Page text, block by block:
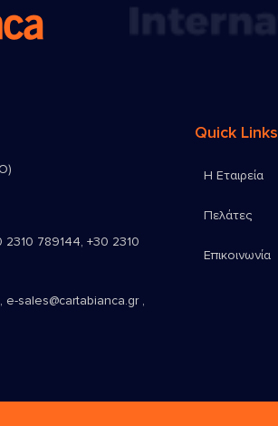
2310 789144,+30 2310
e-sales@cartabianca.gr ,
Quick Links
Η Εταιρεία
Πελάτες
Επικοινωνία